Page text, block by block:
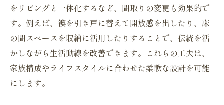
をリビングと一体化するなど、間取りの変更も効果的で
す。例えば、襖を引き戸に替えて開放感を出したり、床
の間スペースを収納に活用したりすることで、伝統を活
かしながら生活動線を改善できます。これらの工夫は、
家族構成やライフスタイルに合わせた柔軟な設計を可能
にします。